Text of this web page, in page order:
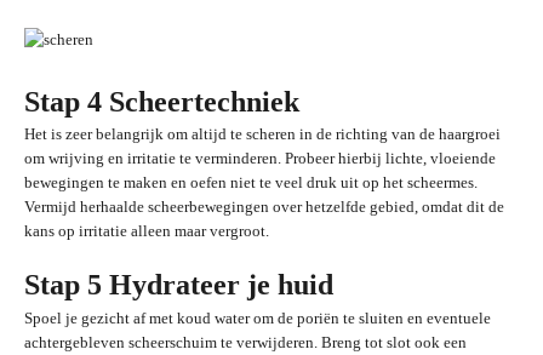
Stap 4 Scheertechniek
Het is zeer belangrijk om altijd te scheren in de richting van de haargroei
om wrijving en irritatie te verminderen. Probeer hierbij lichte, vloeiende
bewegingen te maken en oefen niet te veel druk uit op het scheermes.
Vermijd herhaalde scheerbewegingen over hetzelfde gebied, omdat dit de
kans op irritatie alleen maar vergroot.
Stap 5 Hydrateer je huid
Spoel je gezicht af met koud water om de poriën te sluiten en eventuele
achtergebleven scheerschuim te verwijderen. Breng tot slot ook een